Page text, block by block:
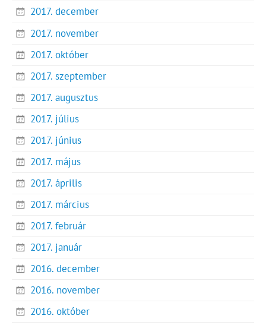
2017. december
2017. november
2017. október
2017. szeptember
2017. augusztus
2017. július
2017. június
2017. május
2017. április
2017. március
2017. február
2017. január
2016. december
2016. november
2016. október